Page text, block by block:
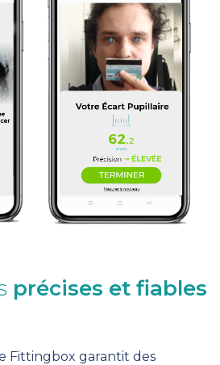
précises et fiables
Fittingbox garantit des